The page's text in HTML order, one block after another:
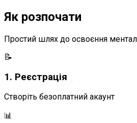
Як розпочати
Простий шлях до освоєння
📝
1. Реєстрація
Створіть безоплатний акаунт
📊